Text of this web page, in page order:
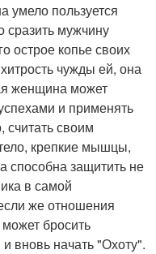
умело пользуется
мужчину
острое копье своих
чужды ей, она
женщина может
и применять
считать своим
крепкие мышцы,
способна защитить не
в самой
же отношения
бросить
вновь начать "Охоту".